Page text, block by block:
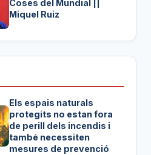
Coses del Mundial ||
Miquel Ruiz
Els espais naturals
protegits no estan fora
de perill dels incendis i
també necessiten
mesures de prevenció